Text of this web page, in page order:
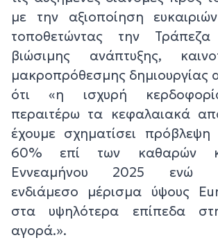
με την αξιοποίηση
τοποθετώντας την
βιώσιμης ανάπτυξης,
μακροπρόθεσμης δημιουργίας
ότι «η ισχυρή
περαιτέρω τα κεφαλαιακά
έχουμε σχηματίσει πρόβλεψη
60% επί των καθαρών
Εννεαμήνου 2025 ενώ
ενδιάμεσο μέρισμα ύψους
στα υψηλότερα επίπεδα
αγορά.».